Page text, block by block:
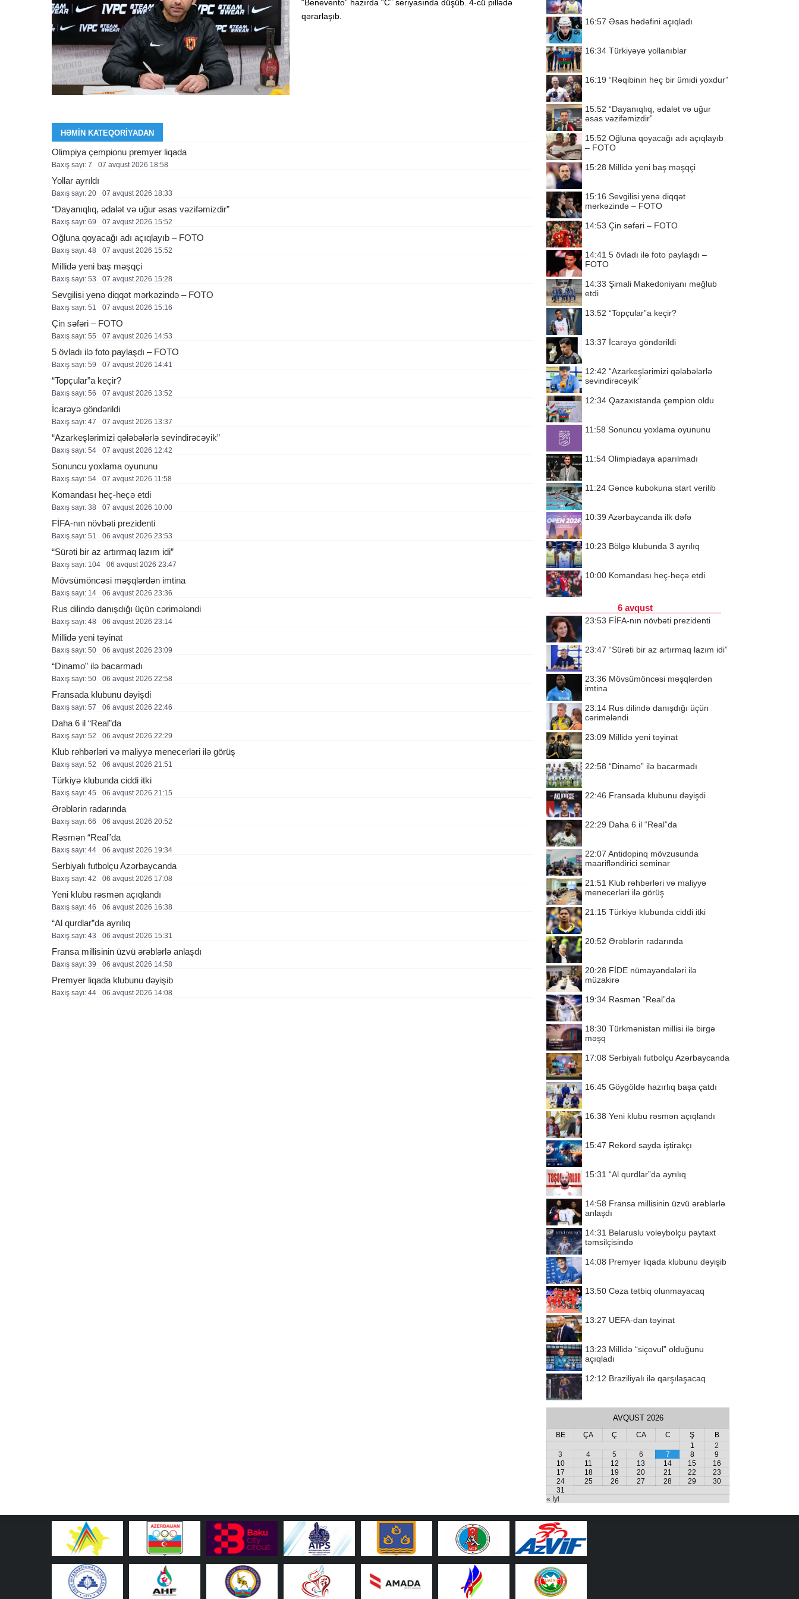
“Benevento” hazırda “C” seriyasında düşüb. 4-cü pillədə
qərarlaşıb.
HƏMIN KATEQORIYADAN
Olimpiya çempionu premyer liqada
Baxış sayı: 7 07 avqust 2026 18:58
Yollar ayrıldı
Baxış sayı: 20 07 avqust 2026 18:33
“Dayanıqlıq, ədalət və uğur əsas vəzifəmizdir”
Baxış sayı: 69 07 avqust 2026 15:52
Oğluna qoyacağı adı açıqlayıb – FOTO
Baxış sayı: 48 07 avqust 2026 15:52
Millidə yeni baş məşqçi
Baxış sayı: 53 07 avqust 2026 15:28
Sevgilisi yenə diqqət mərkəzində – FOTO
Baxış sayı: 51 07 avqust 2026 15:16
Çin səfəri – FOTO
Baxış sayı: 55 07 avqust 2026 14:53
5 övladı ilə foto paylaşdı – FOTO
Baxış sayı: 59 07 avqust 2026 14:41
“Topçular”a keçir?
Baxış sayı: 56 07 avqust 2026 13:52
İcarəyə göndərildi
Baxış sayı: 47 07 avqust 2026 13:37
“Azarkeşlərimizi qələbələrlə sevindirəcəyik”
Baxış sayı: 54 07 avqust 2026 12:42
Sonuncu yoxlama oyununu
Baxış sayı: 54 07 avqust 2026 11:58
Komandası heç-heçə etdi
Baxış sayı: 38 07 avqust 2026 10:00
FİFA-nın növbəti prezidenti
Baxış sayı: 51 06 avqust 2026 23:53
“Sürəti bir az artırmaq lazım idi”
Baxış sayı: 104 06 avqust 2026 23:47
Mövsümöncəsi məşqlərdən imtina
Baxış sayı: 14 06 avqust 2026 23:36
Rus dilində danışdığı üçün cərimələndi
Baxış sayı: 48 06 avqust 2026 23:14
Millidə yeni təyinat
Baxış sayı: 50 06 avqust 2026 23:09
“Dinamo” ilə bacarmadı
Baxış sayı: 50 06 avqust 2026 22:58
Fransada klubunu dəyişdi
Baxış sayı: 57 06 avqust 2026 22:46
Daha 6 il “Real”da
Baxış sayı: 52 06 avqust 2026 22:29
Klub rəhbərləri və maliyyə menecerləri ilə görüş
Baxış sayı: 52 06 avqust 2026 21:51
Türkiyə klubunda ciddi itki
Baxış sayı: 45 06 avqust 2026 21:15
Ərəblərin radarında
Baxış sayı: 66 06 avqust 2026 20:52
Rəsmən “Real”da
Baxış sayı: 44 06 avqust 2026 19:34
Serbiyalı futbolçu Azərbaycanda
Baxış sayı: 42 06 avqust 2026 17:08
Yeni klubu rəsmən açıqlandı
Baxış sayı: 46 06 avqust 2026 16:38
“Al qurdlar”da ayrılıq
Baxış sayı: 43 06 avqust 2026 15:31
Fransa millisinin üzvü ərəblərlə anlaşdı
Baxış sayı: 39 06 avqust 2026 14:58
Premyer liqada klubunu dəyişib
Baxış sayı: 44 06 avqust 2026 14:08
16:57 Əsas hədəfini açıqladı
16:34 Türkiyəyə yollanıblar
16:19 “Rəqibinin heç bir ümidi yoxdur”
15:52 “Dayanıqlıq, ədalət və uğur
əsas vəzifəmizdir”
15:52 Oğluna qoyacağı adı açıqlayıb
– FOTO
15:28 Millidə yeni baş məşqçi
15:16 Sevgilisi yenə diqqət
mərkəzində – FOTO
14:53 Çin səfəri – FOTO
14:41 5 övladı ilə foto paylaşdı –
FOTO
14:33 Şimali Makedoniyanı məğlub
etdi
13:52 “Topçular”a keçir?
13:37 İcarəyə göndərildi
12:42 “Azarkeşlərimizi qələbələrlə
sevindirəcəyik”
12:34 Qazaxıstanda çempion oldu
11:58 Sonuncu yoxlama oyununu
11:54 Olimpiadaya aparılmadı
11:24 Gəncə kubokuna start verilib
10:39 Azərbaycanda ilk dəfə
10:23 Bölgə klubunda 3 ayrılıq
10:00 Komandası heç-heçə etdi
6 avqust
23:53 FİFA-nın növbəti prezidenti
23:47 “Sürəti bir az artırmaq lazım idi”
23:36 Mövsümöncəsi məşqlərdən
imtina
23:14 Rus dilində danışdığı üçün
cərimələndi
23:09 Millidə yeni təyinat
22:58 “Dinamo” ilə bacarmadı
22:46 Fransada klubunu dəyişdi
22:29 Daha 6 il “Real”da
22:07 Antidopinq mövzusunda
maarifləndirici seminar
21:51 Klub rəhbərləri və maliyyə
menecerləri ilə görüş
21:15 Türkiyə klubunda ciddi itki
20:52 Ərəblərin radarında
20:28 FİDE nümayəndələri ilə
müzakirə
19:34 Rəsmən “Real”da
18:30 Türkmənistan millisi ilə birgə
məşq
17:08 Serbiyalı futbolçu Azərbaycanda
16:45 Göygöldə hazırlıq başa çatdı
16:38 Yeni klubu rəsmən açıqlandı
15:47 Rekord sayda iştirakçı
15:31 “Al qurdlar”da ayrılıq
14:58 Fransa millisinin üzvü ərəblərlə
anlaşdı
14:31 Belaruslu voleybolçu paytaxt
təmsilçisində
14:08 Premyer liqada klubunu dəyişib
13:50 Cəza tətbiq olunmayacaq
13:27 UEFA-dan təyinat
13:23 Millidə “siçovul” olduğunu
açıqladı
12:12 Braziliyalı ilə qarşılaşacaq
AVQUST 2026
BE ÇA Ç CA C Ş
B
1
2
3
4 5 6 7 8
9
10
11 12 13 14 15
16
17
18 19 20 21 22
23
24
25 26 27 28 29
30
31
« İyl